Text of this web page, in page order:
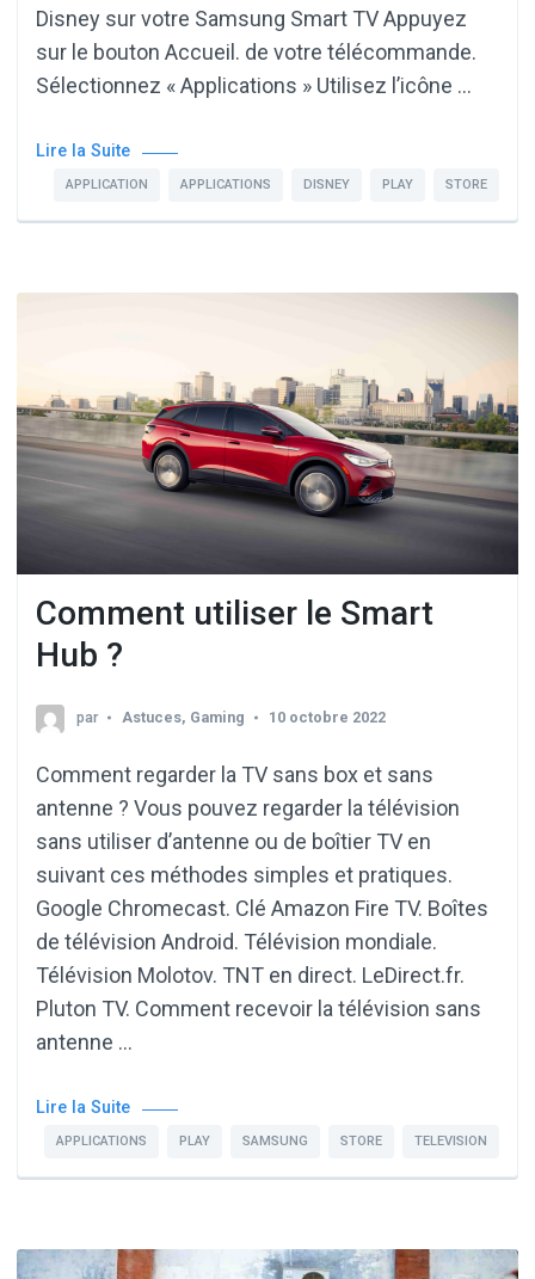
Disney sur votre Samsung Smart TV Appuyez
sur le bouton Accueil. de votre télécommande.
Sélectionnez « Applications » Utilisez l’icône …
Lire la Suite
APPLICATION APPLICATIONS DISNEY PLAY STORE
Comment utiliser le Smart
Hub ?
par Astuces, Gaming 10 octobre 2022
Comment regarder la TV sans box et sans
antenne ? Vous pouvez regarder la télévision
sans utiliser d’antenne ou de boîtier TV en
suivant ces méthodes simples et pratiques.
Google Chromecast. Clé Amazon Fire TV. Boîtes
de télévision Android. Télévision mondiale.
Télévision Molotov. TNT en direct. LeDirect.fr.
Pluton TV. Comment recevoir la télévision sans
antenne …
Lire la Suite
APPLICATIONS PLAY SAMSUNG STORE TELEVISION